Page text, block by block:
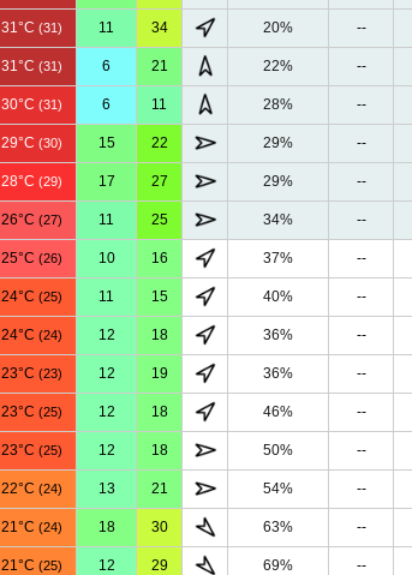
31°C (31) 11 34 20% --
31°C (31) 6 21 22% --
30°C (31) 6 11 28% --
29°C (30) 15 22 29% --
28°C (29) 17 27 29% --
26°C (27) 11 25 34% --
25°C (26) 10 16 37% --
24°C (25) 11 15 40% --
24°C (24) 12 18 36% --
23°C (23) 12 19 36% --
23°C (25) 12 18 46% --
23°C (25) 12 18 50% --
22°C (24) 13 21 54% --
21°C (24) 18 30 63% --
21°C (25) 12 29 69% --